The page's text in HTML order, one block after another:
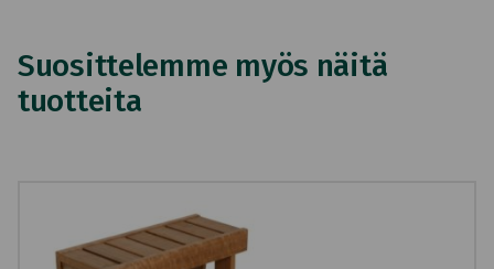
Suosittelemme myös näitä
tuotteita